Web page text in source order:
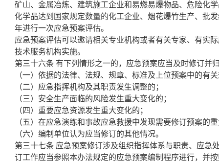
矿山、金属冶炼、建筑施工企业和易燃易爆物品、危险化
化学品达到国家规定数量的化工企业、烟花爆竹生产、批
年进行一次应急预案评估。
应急预案评估可以邀请相关专业机构或者有关专家、有实
技术服务机构实施。
第三十六条 有下列情形之一的，应急预案应当及时修订并
（一）依据的法律、法规、规章、标准及上位预案中的有
（二）应急指挥机构及其职责发生调整的；
（三）安全生产面临的风险发生重大变化的；
（四）重要应急资源发生重大变化的；
（五）在应急演练和事故应急救援中发现需要修订预案的
（六）编制单位认为应当修订的其他情况。
第三十七条 应急预案修订涉及组织指挥体系与职责、应急
订工作应当参照本办法规定的应急预案编制程序进行，并